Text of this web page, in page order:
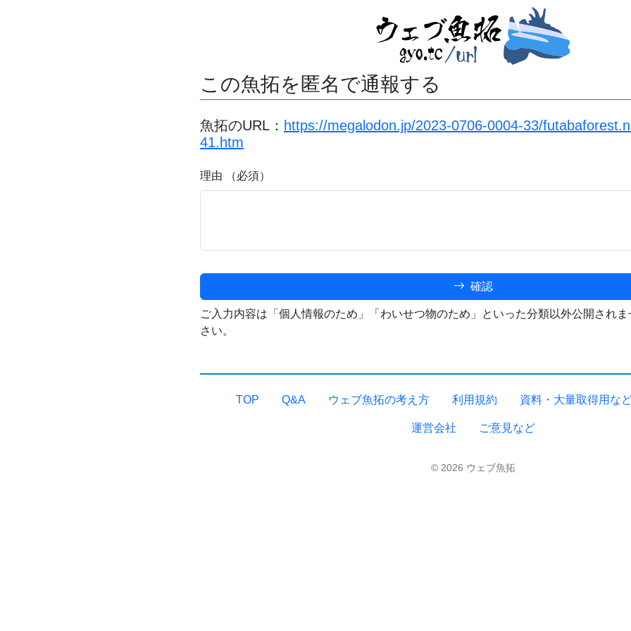
この魚拓を匿名で通報する
魚拓のURL： https://megalodon.jp/2023-0706-0004-33/
41.htm
理由 （必須）
確認
ご入力内容は「個人情報のため」「わいせつ物のため」といった分類以外公開され
さい。
TOP Q&A ウェブ魚拓の考え方 利用規約 資料・大量取得用な
運営会社 ご意見など
© 2026 ウェブ魚拓